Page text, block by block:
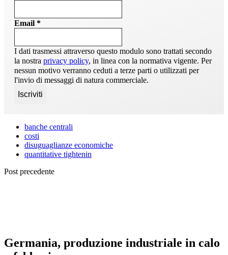
Email *
I dati trasmessi attraverso questo modulo sono trattati secondo
la nostra privacy policy, in linea con la normativa vigente. Per
nessun motivo verranno ceduti a terze parti o utilizzati per
l'invio di messaggi di natura commerciale.
banche centrali
costi
disuguaglianze economiche
quantitative tightenin
Post precedente
Germania, produzione industriale in calo